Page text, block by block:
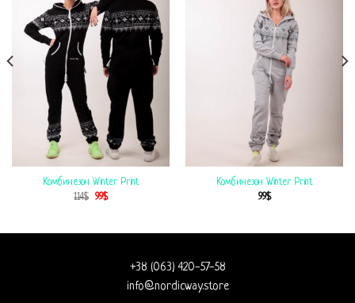
Комбинезон Winter Print
114$ 99$
Комбинезон Winter Print
99$
+38 (063) 420-57-58
info@nordicway.store